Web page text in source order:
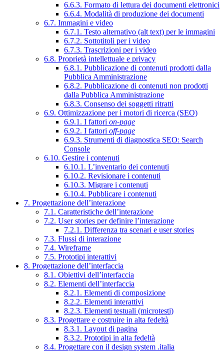
6.6.3. Formato di lettura dei documenti elettronici
6.6.4. Modalità di produzione dei documenti
6.7. Immagini e video
6.7.1. Testo alternativo (alt text) per le immagini
6.7.2. Sottotitoli per i video
6.7.3. Trascrizioni per i video
6.8. Proprietà intellettuale e privacy
6.8.1. Pubblicazione di contenuti prodotti dalla
Pubblica Amministrazione
6.8.2. Pubblicazione di contenuti non prodotti
dalla Pubblica Amministrazione
6.8.3. Consenso dei soggetti ritratti
6.9. Ottimizzazione per i motori di ricerca (SEO)
6.9.1. I fattori on-page
6.9.2. I fattori off-page
6.9.3. Strumenti di diagnostica SEO: Search
Console
6.10. Gestire i contenuti
6.10.1. L’inventario dei contenuti
6.10.2. Revisionare i contenuti
6.10.3. Migrare i contenuti
6.10.4. Pubblicare i contenuti
7. Progettazione dell’interazione
7.1. Caratteristiche dell’interazione
7.2. User stories per definire l’interazione
7.2.1. Differenza tra scenari e user stories
7.3. Flussi di interazione
7.4. Wireframe
7.5. Prototipi interattivi
8. Progettazione dell’interfaccia
8.1. Obiettivi dell’interfaccia
8.2. Elementi dell’interfaccia
8.2.1. Elementi di composizione
8.2.2. Elementi interattivi
8.2.3. Elementi testuali (microtesti)
8.3. Progettare e costruire in alta fedeltà
8.3.1. Layout di pagina
8.3.2. Prototipi in alta fedeltà
8.4. Progettare con il design system .italia